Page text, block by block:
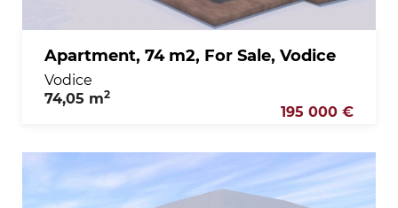
Apartment, 74 m2, For Sale, Vodice
Vodice
74,05 m2
195 000 €